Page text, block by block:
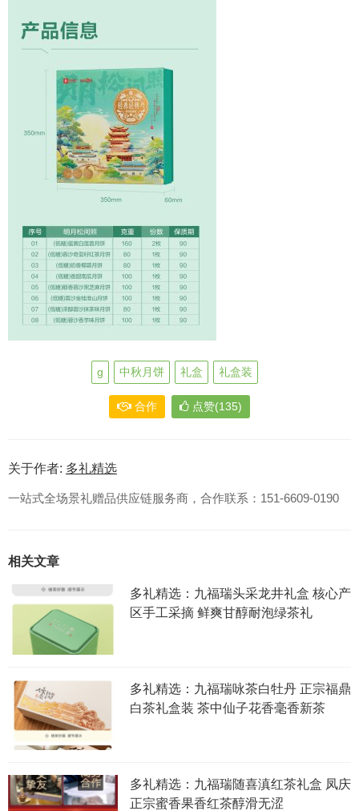
g 中秋月饼 礼盒 礼盒装
合作 点赞(135)
关于作者: 多礼精选
一站式全场景礼赠品供应链服务商，合作联系：151-6609-0190
相关文章
多礼精选：九福瑞头采龙井礼盒 核心产
区手工采摘 鲜爽甘醇耐泡绿茶礼
多礼精选：九福瑞咏茶白牡丹 正宗福鼎
白茶礼盒装 茶中仙子花香毫香新茶
多礼精选：九福瑞随喜滇红茶礼盒 凤庆
正宗蜜香果香红茶醇滑无涩